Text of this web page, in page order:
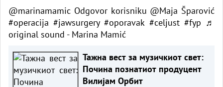
@marinamamic Odgovor korisniku @Maja Šparović
#operacija #jawsurgery #oporavak #celjust #fyp ♬
original sound - Marina Mamić
Тажна вест за музичкиот свет:
Почина познатиот продуцент
Вилијам Орбит